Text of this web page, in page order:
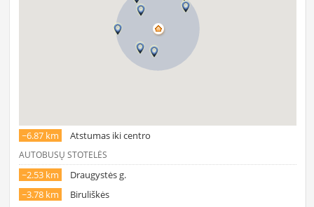
~6.87 km Atstumas iki centro
AUTOBUSŲ STOTELĖS
~2.53 km
Draugystės g.
~3.78 km
Biruliškės